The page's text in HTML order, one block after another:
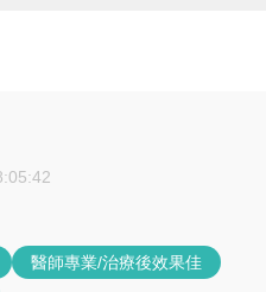
醫師專業/治療後效果佳